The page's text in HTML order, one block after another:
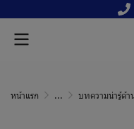
หน้าแรก ... บทความน่ารู้ด้า